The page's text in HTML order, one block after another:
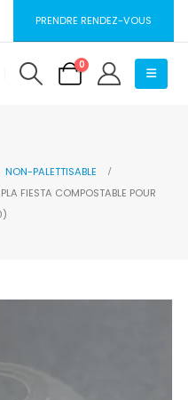
PRENDRE RENDEZ-VOUS
0
NON-PALETTISABLE
FIESTA COMPOSTABLE POUR